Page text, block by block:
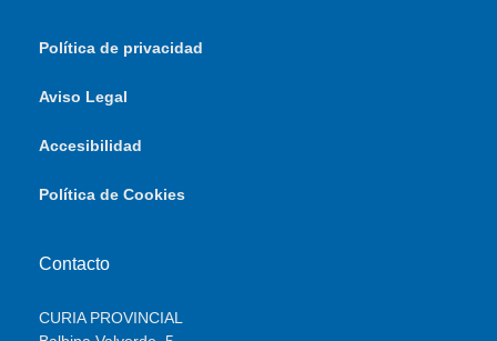
Política de privacidad
Aviso Legal
Accesibilidad
Política de Cookies
Contacto
CURIA PROVINCIAL